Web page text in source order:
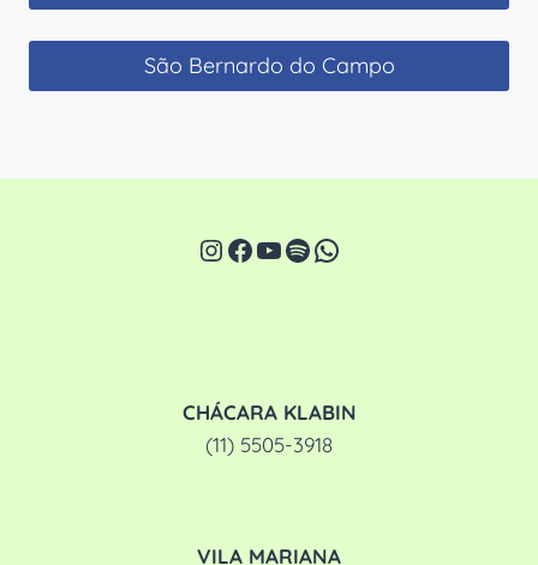
São Bernardo do Campo
Instagram
Facebook
Youtube
Spotify
WhatsApp
CHÁCARA KLABIN
(11) 5505-3918
VILA MARIANA